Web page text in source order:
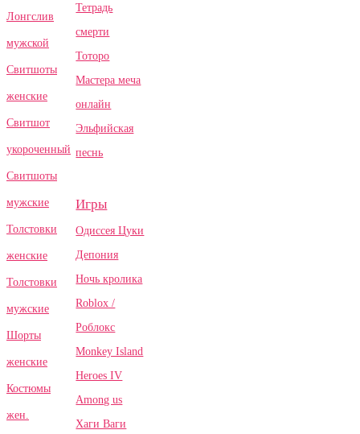
Лонгслив
мужской
Свитшоты
женские
Свитшот
укороченный
Свитшоты
мужские
Толстовки
женские
Толстовки
мужские
Шорты
женские
Костюмы
жен.
Тетрадь
смерти
Тоторо
Мастера меча
онлайн
Эльфийская
песнь
Игры
Одиссея Цуки
Депония
Ночь кролика
Roblox /
Роблокс
Monkey Island
Heroes IV
Among us
Хаги Ваги